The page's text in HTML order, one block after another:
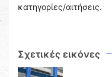
κατηγορίες/αιτήσεις.
Σχετικές εικόνες